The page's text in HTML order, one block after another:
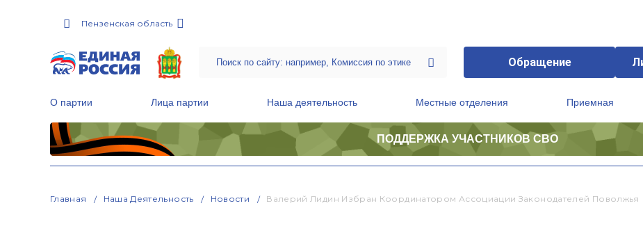
Пензенская область
Обращение
О партии Лица партии Наша деятельность Местные отделения Приемная
ПОДДЕРЖКА УЧАСТНИКОВ СВО
Главная Наша Деятельность Новости Валерий Лидин Избран Координатором Ассоциации Законодателей Поволжья